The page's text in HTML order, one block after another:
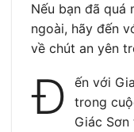
Nếu bạn đã quá
ngoài, hãy đến
về chút an yên
Đ
ến với
trong
Giác